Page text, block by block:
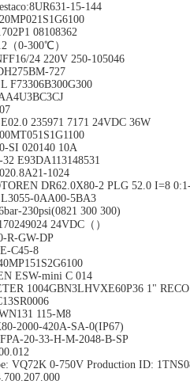
15-144
08108362
（0-300℃）
24 220V 250-105046
727
F73306B300G300
235971 7171 24VDC 36W
SI 020140 10A
E93DA113148531
1024
DR62.0X80-2 PLG 52.0 I=8
0AA00-5BA3
230psi(0821 300 300)
24VDC（）
R-GW-DP
C45-8
ESW-mini C 014
1004GBN3LHVXE60P36 1"
115-M8
2000-420A-SA-0(IP67)
20-33-H-M-2048-B-SP
VQ72K 0-750V Production ID: